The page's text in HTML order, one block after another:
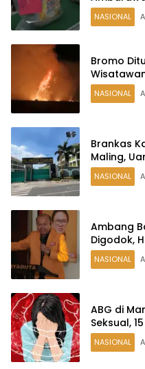
NASIONAL
Bromo
NASIONAL
Brankas
Maling,
NASIONAL
Ambang
Digodok,
NASIONAL
ABG di
Seksual,
NASIONAL